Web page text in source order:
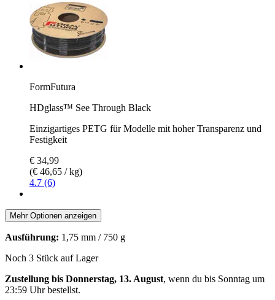
FormFutura
HDglass™ See Through Black
Einzigartiges PETG für Modelle mit hoher Transparenz und
Festigkeit
€ 34,99
(€ 46,65 / kg)
4.7 (6)
Mehr Optionen anzeigen
Ausführung: 1,75 mm / 750 g
Noch 3 Stück auf Lager
Zustellung bis Donnerstag, 13. August, wenn du bis Sonntag um
23:59 Uhrbestellst.